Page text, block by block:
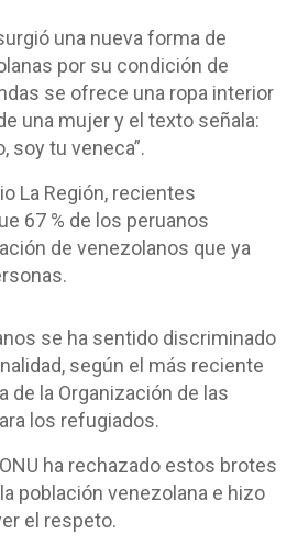
una nueva forma de
por su condición de
se ofrece una ropa interior
una mujer y el texto señala:
soy tu veneca”.
La Región, recientes
67 % de los peruanos
de venezolanos que ya
se ha sentido discriminado
según el más reciente
de la Organización de las
los refugiados.
ha rechazado estos brotes
población venezolana e hizo
el respeto.